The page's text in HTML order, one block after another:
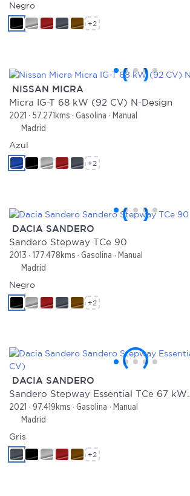
Negro
+2
NISSAN MICRA
Micra IG-T 68 kW (92 CV) N-Design
2021 57.271kms Gasolina
Manual
Madrid
Azul
+2
DACIA SANDERO
Sandero Stepway TCe 90
2013 177.478kms Gasolina
Manual
Madrid
Negro
+2
DACIA SANDERO
2021 97.419kms Gasolina
Manual
Madrid
Gris
+2